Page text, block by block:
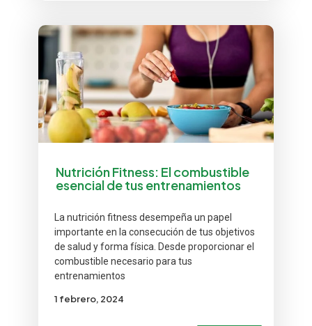
Nutrición Fitness: El combustible
esencial de tus entrenamientos
1 febrero, 2024
La nutrición fitness desempeña un papel
importante en la consecución de tus objetivos
de salud y forma física. Desde proporcionar el
combustible necesario para tus
entrenamientos